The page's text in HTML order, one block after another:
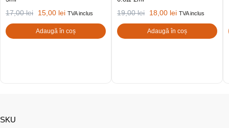
17,00lei 15,00 lei TVA inclus
Adaugă în coș
19,00lei 18,00 lei TVA inclus
Adaugă în coș
SKU